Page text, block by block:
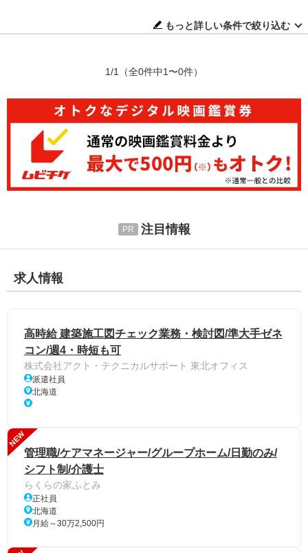
もっと詳しい条件で絞り込む
1/1 （全0件中1〜0件）
注目情報
求人情報
高時給 建築施工図チェック業務・検討図/準大手ゼネ
コン/週4・時短も可
株式会社アクト・テクニカルサポート 東北オフィス
派遣社員
北海道
NEW
管理職/ケアマネージャー/グループホーム/日勤のみ/
シフト制/介護士
らくらの家ふとみ
正社員
北海道
月給～30万2,500円